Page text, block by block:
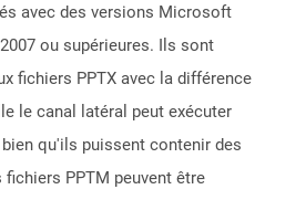
avec des versions Microsoft
ou supérieures. Ils sont
fichiers PPTX avec la différence
le canal latéral peut exécuter
qu'ils puissent contenir des
fichiers PPTM peuvent être